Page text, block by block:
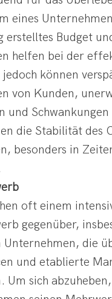
eines
erstelltes Budget
helfen bei der
jedoch können
von Kunden,
und
die Stabilität des
besonders in
oft einem
gegenüber,
Unternehmen, die
und etablierte
Um sich